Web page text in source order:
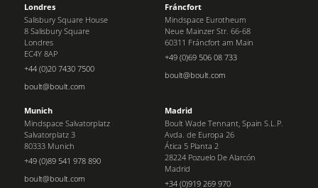
Londres
Salisbury Square House
8 Salisbury Square
Londres
EC4Y 8AP
+44 (0)20 7430 7500
boult@boult.com
Fráncfort
Mindspace Eurotheum
Neue Mainzer Str. 66-68
60311 Fráncfort am Main
+49 (0)69 506 08 733
boult@boult.com
Munich
Mindspace Salvatorplatz
Salvatorplatz 3
80333 Munich
+49 (0)89 541 978 890
boult@boult.com
Madrid
Boult Wade Tennant, Spain S.L.P.
Avda. de Europa 26
Ática 5 Planta 2
28224 Pozuelo De Alarcón
Madrid
+34 (0)919 269 970